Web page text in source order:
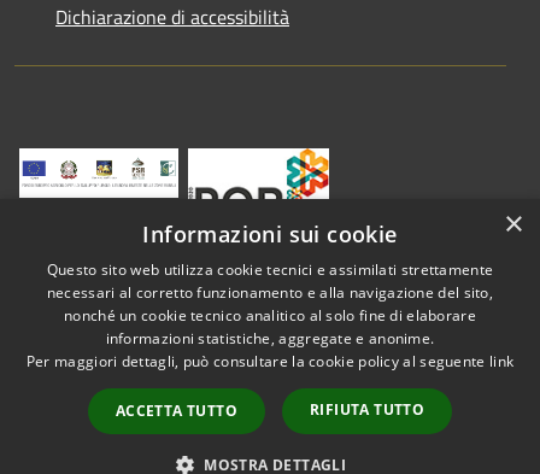
Dichiarazione di accessibilità
Accessibilità
Copyright © 2026 • Comune di
Vestenanova • Powered by
Municipium•
Accesso
redazione
×
Informazioni sui cookie
Questo sito web utilizza cookie tecnici e assimilati strettamente
necessari al corretto funzionamento e alla navigazione del sito,
nonché un cookie tecnico analitico al solo fine di elaborare
informazioni statistiche, aggregate e anonime.
Per maggiori dettagli, può consultare la cookie policy al seguente link
ACCETTA TUTTO RIFIUTA TUTTO
MOSTRA DETTAGLI